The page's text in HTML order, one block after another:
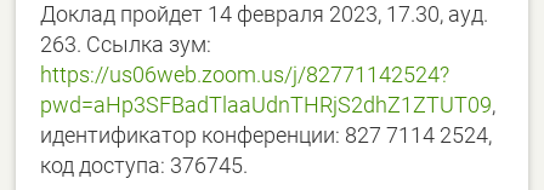
Доклад пройдет 14 февраля 2023, 17.30, ауд.
263. Ссылка зум:
https://us06web.zoom.us/j/82771142524?
pwd=aHp3SFBadTlaaUdnTHRjS2dhZ1ZTUT09,
идентификатор конференции: 827 7114 2524,
код доступа: 376745.